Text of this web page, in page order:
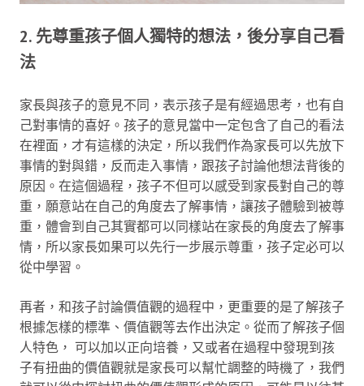
2. 先尊重孩子個人獨特的想法，後分享自己看
法
家長與孩子的意見不同，表示孩子是有經過思考，也有自
己對事情的喜好。孩子的意見當中一定包含了自己的看法
在裡面，才有這樣的決定，所以我們作為家長可以先放下
事情的對與錯，反而走入事情，跟孩子討論他想法背後的
原因。在這個過程，孩子不但可以感受到家長對自己的尊
重，願意站在自己的角度去了解事情，讓孩子體驗到被尊
重，體會到自己其實都可以同樣站在家長的角度去了解事
情，所以家長如果可以先行一步展示尊重，孩子定必可以
從中學習。
再者，和孩子討論價值觀的過程中，更重要的是了解孩子
根據怎樣的標準、價值觀等去作出決定。從而了解孩子個
人特色， 可以加以正向培養，又或者在過程中發現到孩
子有扭曲的價值觀就是家長可以幫忙調整的時機了，我們